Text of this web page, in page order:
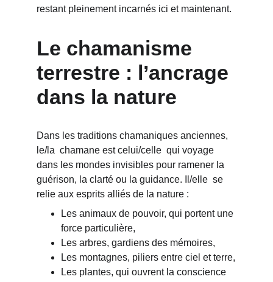
restant pleinement incarnés ici et maintenant.
Le chamanisme
terrestre : l’ancrage
dans la nature
Dans les traditions chamaniques anciennes,
le/la  chamane est celui/celle  qui voyage
dans les mondes invisibles pour ramener la
guérison, la clarté ou la guidance. Il/elle  se
relie aux esprits alliés de la nature :
Les animaux de pouvoir, qui portent une
force particulière,
Les arbres, gardiens des mémoires,
Les montagnes, piliers entre ciel et terre,
Les plantes, qui ouvrent la conscience